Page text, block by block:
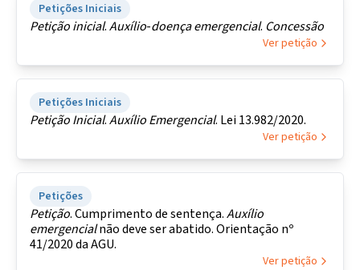
Petições Iniciais
Petiçãoinicial.Auxílio-doençaemergencial. Concessão
Ver petição
Petições Iniciais
PetiçãoInicial.AuxílioEmergencial. Lei 13.982/2020.
Ver petição
Petições
Petição. Cumprimento de sentença.Auxílio
emergencialnão deve ser abatido. Orientação nº
41/2020 da AGU.
Ver petição